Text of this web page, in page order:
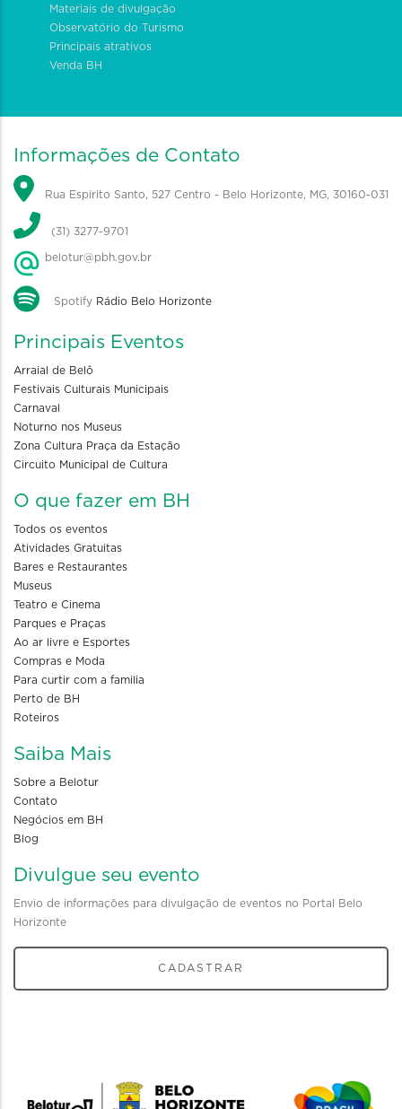
Materiais de divulgação
Observatório do Turismo
Principais atrativos
Venda BH
Informações de Contato
Rua Espírito Santo, 527 Centro - Belo Horizonte, MG, 30160-031
(31) 3277-9701
belotur@pbh.gov.br
Spotify Rádio Belo Horizonte
Principais Eventos
Arraial de Belô
Festivais Culturais Municipais
Carnaval
Noturno nos Museus
Zona Cultura Praça da Estação
Circuito Municipal de Cultura
O que fazer em BH
Todos os eventos
Atividades Gratuitas
Bares e Restaurantes
Museus
Teatro e Cinema
Parques e Praças
Ao ar livre e Esportes
Compras e Moda
Para curtir com a familia
Perto de BH
Roteiros
Saiba Mais
Sobre a Belotur
Contato
Negócios em BH
Blog
Divulgue seu evento
Envio de informações para divulgação de eventos no Portal Belo
Horizonte
CADASTRAR